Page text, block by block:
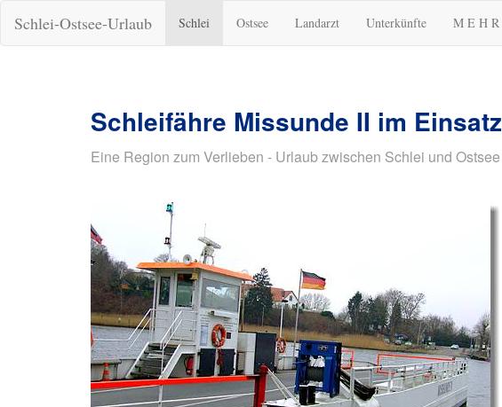
Schlei-Ostsee-Urlaub Schlei Ostsee Landarzt Unterkünfte M E H R
Schleifähre Missunde II im Einsatz
Eine Region zum Verlieben - Urlaub zwischen Schlei und Ostsee